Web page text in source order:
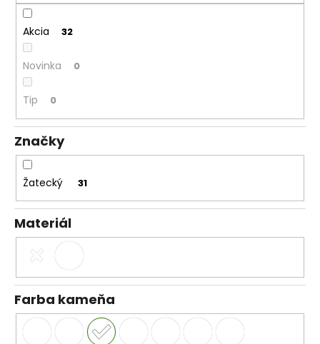
Akcia 32
Novinka 0
Tip 0
Značky
Žatecký 31
Materiál
Farba kameňa
O
p
o
r
ú
a
m
e